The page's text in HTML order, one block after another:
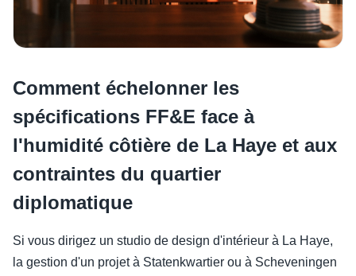
Comment échelonner les
spécifications FF&E face à
l'humidité côtière de La Haye et aux
contraintes du quartier
diplomatique
Si vous dirigez un studio de design d'intérieur à La Haye,
la gestion d'un projet à Statenkwartier ou à Scheveningen